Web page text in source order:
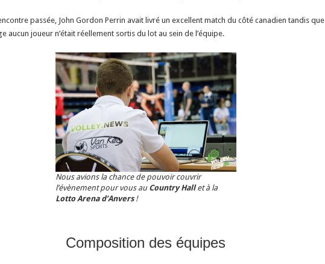
passée, John Gordon Perrin avait livré un excellent match du côté canadien tandis que
aucun joueur n’était réellement sortis du lot au sein de l’équipe.
Nous avions la chance de pouvoir couvrir
l’évènement pour vous au Country Hallet à la
Lotto Arena d’Anvers!
Composition des équipes